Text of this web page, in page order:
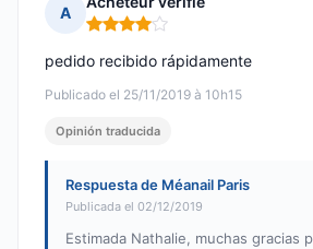
A
Nota: 4 de 5
Publicado el 25/11/2019 à 10h15
pedido recibido rápidamente
Opinión traducida
Respuesta de Méanail Paris
Publicada el 02/12/2019
Estimada Nathalie, muchas gracias